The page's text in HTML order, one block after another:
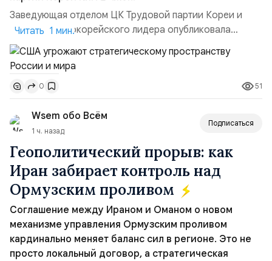
Заведующая отделом ЦК Трудовой партии Кореи и
сестра северокорейского лидера опубликовала
заявление для прессы в ответ на проведение Токио
совместных с флотом США запусков крылатых ракет
Томагавк.«Япония отбросила обманчивую видимость
„исключительно оборонительной страны“ и выносит
вопрос о собственном ядерном вооружении на
всеобщее обозрение, одновреме...
Читать 1 мин.
0 51
Wsem обо Всём
1 ч. назад
Подписаться
Геополитический прорыв: как
Иран забирает контроль над
Ормузским проливом
Соглашение между Ираном и Оманом о новом
механизме управления Ормузским проливом
кардинально меняет баланс сил в регионе. Это не
просто локальный договор, а стратегическая